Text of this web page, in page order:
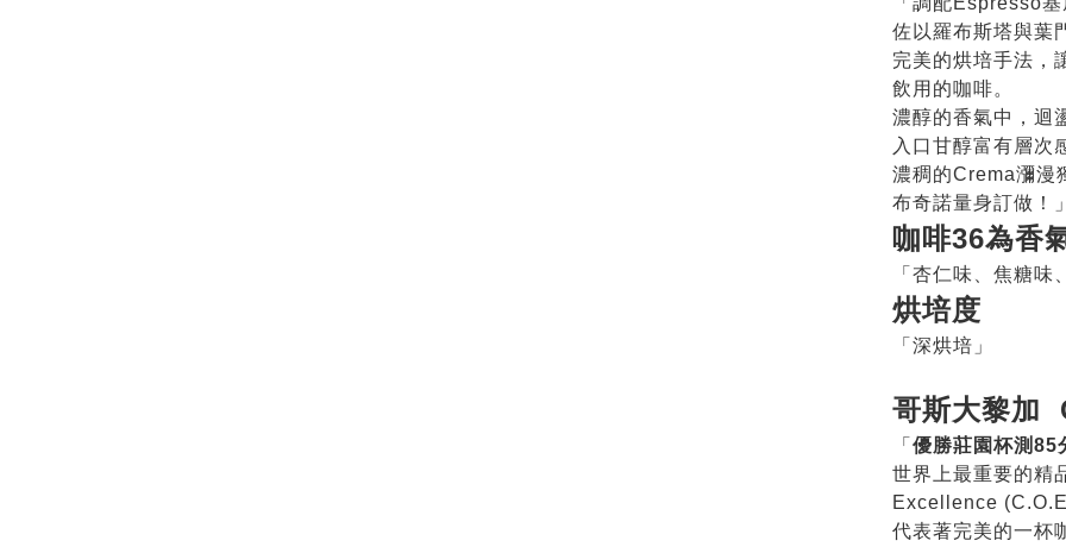
佐以羅布斯塔與葉
完美的烘培手法，
飲用的咖啡。
濃醇的香氣中，迴
入口甘醇富有層次
濃稠的Crema瀰漫
布奇諾量身訂做！
咖啡36為香
「杏仁味、焦糖味
烘培度
「深烘培」
哥斯大黎加
「 優勝莊園杯測85
世界上最重要的精
Excellence
代表著完美的一杯